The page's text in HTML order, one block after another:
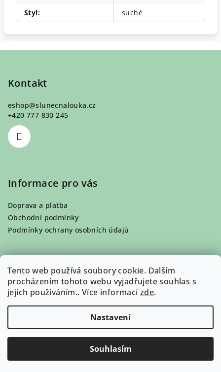
Tento web používá soubory cookie. Dalším
procházením tohoto webu vyjadřujete souhlas s
jejich používáním.. Více informacízde.
Nastavení
Souhlasím
Styl: suché
Kontakt
eshop@slunecnalouka.cz
+420 777 830 245
Informace pro vás
Doprava a platba
Obchodní podmínky
Podmínky ochrany osobních údajů
Přijímáme online platby
Copyright 2026Organico. Všechna práva vyhrazena.
Vytvořil Shoptet